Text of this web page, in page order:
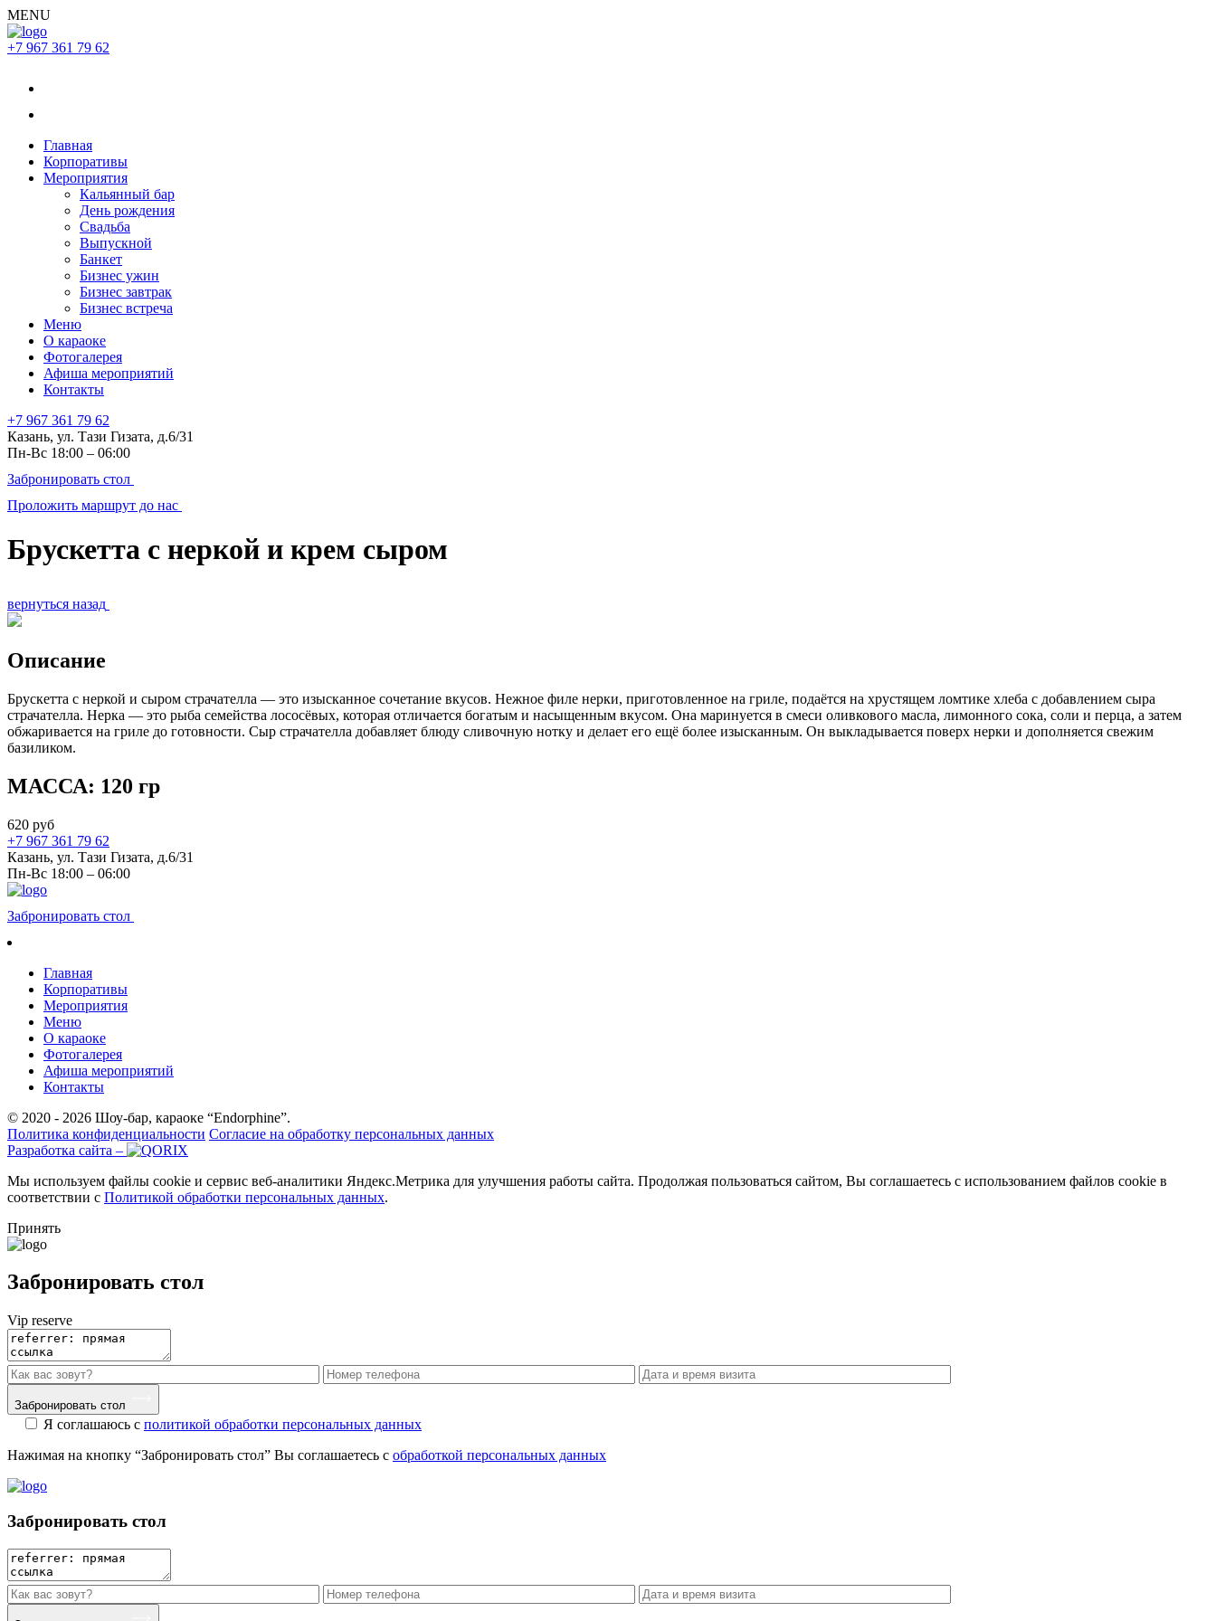
MENU
+7 967 361 79 62
Главная
Корпоративы
Мероприятия
Кальянный бар
День рождения
Свадьба
Выпускной
Банкет
Бизнес ужин
Бизнес завтрак
Бизнес встреча
Меню
О караоке
Фотогалерея
Афиша мероприятий
Контакты
+7 967 361 79 62
Казань, ул. Тази Гизата, д.6/31
Пн-Вс 18:00 – 06:00
Забронировать стол
Проложить маршрут до нас
Брускетта с неркой и крем сыром
вернуться назад
Описание
Брускетта с неркой и сыром страчателла — это изысканное сочетание вкусов. Нежное филе нерки, приготовленное на гриле, подаётся на хрустящем ломтике хлеба с добавлением сыра
страчателла. Нерка — это рыба семейства лососёвых, которая отличается богатым и насыщенным вкусом. Она маринуется в смеси оливкового масла, лимонного сока, соли и перца, а затем
обжаривается на гриле до готовности. Сыр страчателла добавляет блюду сливочную нотку и делает его ещё более изысканным. Он выкладывается поверх нерки и дополняется свежим
базиликом.
МАССА: 120 гр
620 руб
+7 967 361 79 62
Казань, ул. Тази Гизата, д.6/31
Пн-Вс 18:00 – 06:00
Забронировать стол
Главная
Корпоративы
Мероприятия
Меню
О караоке
Фотогалерея
Афиша мероприятий
Контакты
© 2020 - 2026 Шоу-бар, караоке “Endorphine”.
Политика конфиденциальности Согласие на обработку персональных данных
Разработка сайта –
Мы используем файлы cookie и сервис веб-аналитики Яндекс.Метрика для улучшения работы сайта. Продолжая пользоваться сайтом, Вы соглашаетесь с использованием файлов cookie в
соответствии с Политикой обработки персональных данных.
Принять
Забронировать стол
Vip reserve
Забронировать стол
Я соглашаюсь с политикой обработки персональных данных
Нажимая на кнопку “Забронировать стол” Вы соглашаетесь с обработкой персональных данных
Забронировать стол